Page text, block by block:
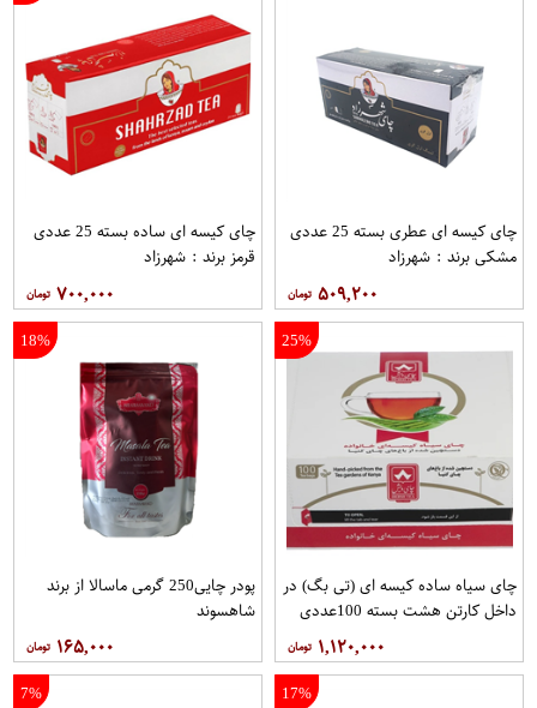
چای کیسه ای عطری بسته 25 عددی
مشکی برند : شهرزاد
۵۰۹,۲۰۰
چای کیسه ای ساده بسته 25 عددی
قرمز برند : شهرزاد
۷۰۰,۰۰۰
25%
چای سیاه ساده کیسه ای (تی بگ) در
داخل کارتن هشت بسته 100عددی
۱,۱۲۰,۰۰۰
18%
پودر چایی250 گرمی ماسالا از برند
شاهسوند
۱۶۵,۰۰۰
17%
7%